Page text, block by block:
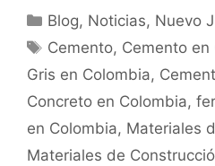
Blog, Noticias, Nuevo
Cemento, Cemento en
Gris en Colombia,
Concreto en Colombia,
en Colombia, Materiales
Materiales de